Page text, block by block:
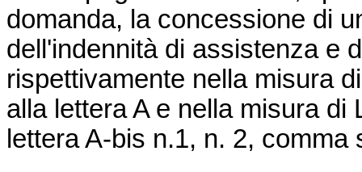
domanda, la concessione di
dell'indennità di assistenza e
rispettivamente nella misura
alla lettera A e nella misura
lettera A-bis n.1, n. 2, comma